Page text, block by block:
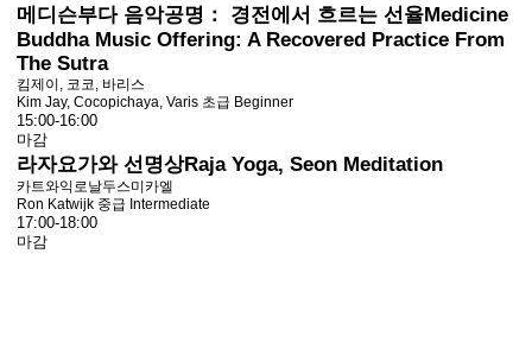
메디슨부다 음악공명： 경전에서 흐르는 선율Medicine
Buddha Music Offering: A Recovered Practice From
The Sutra
킴제이, 코코, 바리스
Kim Jay, Cocopichaya, Varis 초급 Beginner
15:00-16:00
마감
라자요가와 선명상Raja Yoga, Seon Meditation
카트와익로날두스미카엘
Ron Katwijk 중급 Intermediate
17:00-18:00
마감